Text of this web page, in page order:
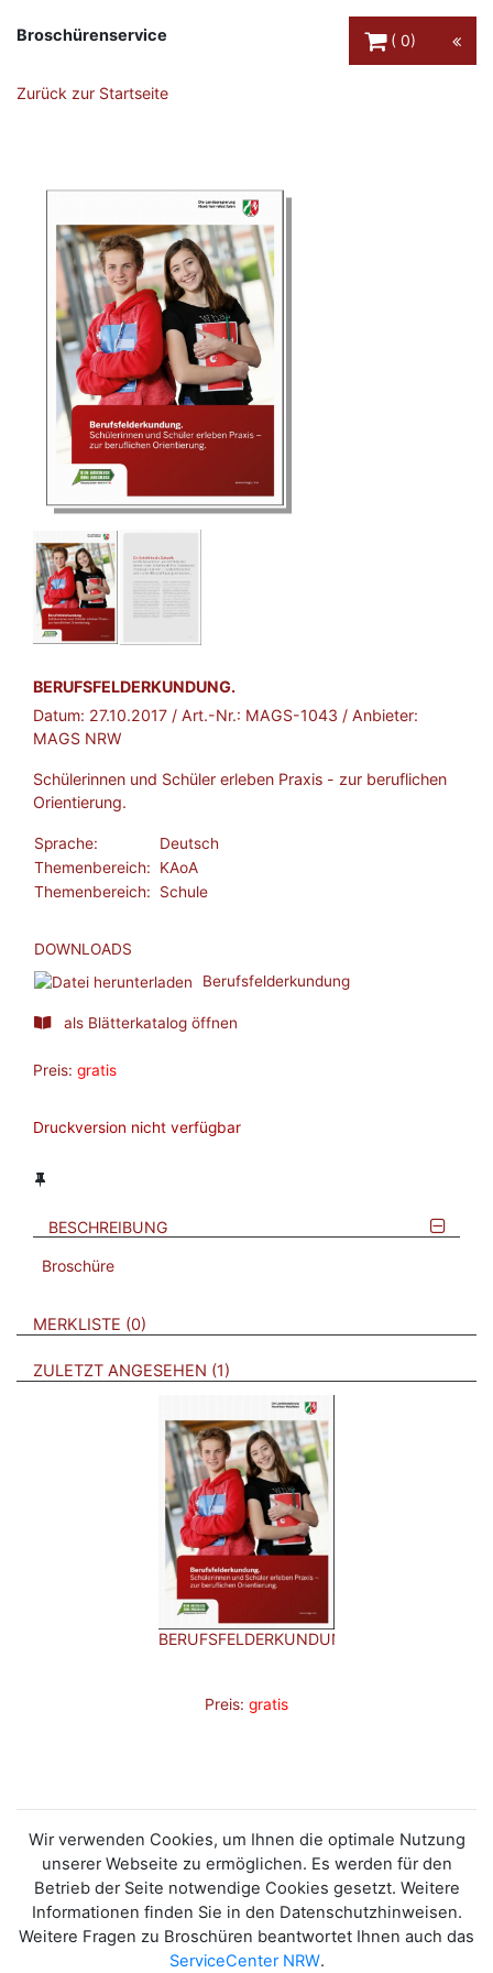
Broschürenservice
0
Zurück zur Startseite
BROSCHÜRE:
BERUFSFELDERKUNDUNG.
Datum: 27.10.2017 / Art.-Nr.: MAGS-1043 / Anbieter:
MAGS NRW
Schülerinnen und Schüler erleben Praxis - zur beruflichen
Orientierung.
Sprache:
Deutsch
Themenbereich:
KAoA
Themenbereich:
Schule
DOWNLOADS
Berufsfelderkundung
als Blätterkatalog öffnen
Preis: gratis
Druckversion nicht verfügbar
BESCHREIBUNG
Broschüre
VERWEISE AUF VERMERKTE- ODER ZULETZT ANGESEHENE
MERKLISTE 0 BROSCHÜREN
ZULETZT ANGESEHEN 1 BROSCHÜREN
BERUFSFELDERKUNDUNG.
Preis: gratis
Wir verwenden Cookies, um Ihnen die optimale Nutzung
unserer Webseite zu ermöglichen. Es werden für den
Betrieb der Seite notwendige Cookies gesetzt. Weitere
Informationen finden Sie in den Datenschutzhinweisen.
Weitere Fragen zu Broschüren beantwortet Ihnen auch das
ServiceCenter NRW.